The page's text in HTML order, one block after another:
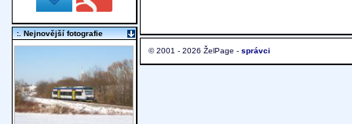
© 2001 - 2026 ŽelPage - správci
:. Nejnovější fotografie